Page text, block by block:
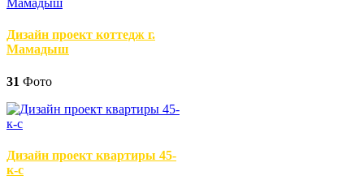
Дизайн проект коттедж г.
Мамадыш
31 Фото
Дизайн проект квартиры 45-
к-с